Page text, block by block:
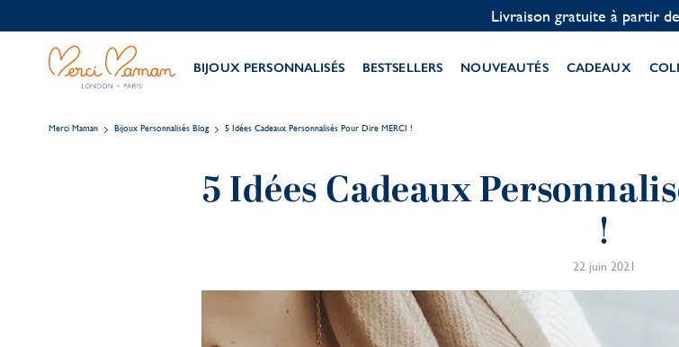
Personnalisation offerte
BIJOUX PERSONNALISÉS BESTSELLERS NOUVEAUTÉS CADEAUX
Merci Maman Bijoux Personnalisés Blog 5 Idées Cadeaux Personnalisés Pour Dire MERCI !
5 Idées Cadeaux
!
22 juin 2021